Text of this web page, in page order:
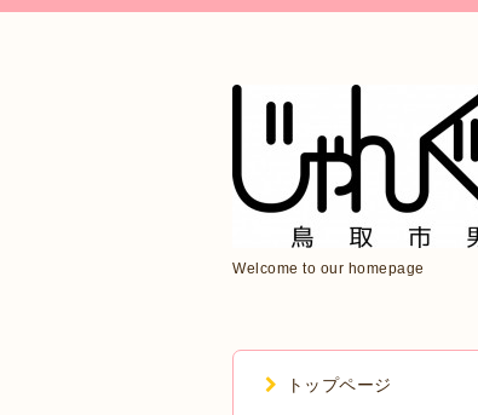
Welcome to our homepage
トップページ